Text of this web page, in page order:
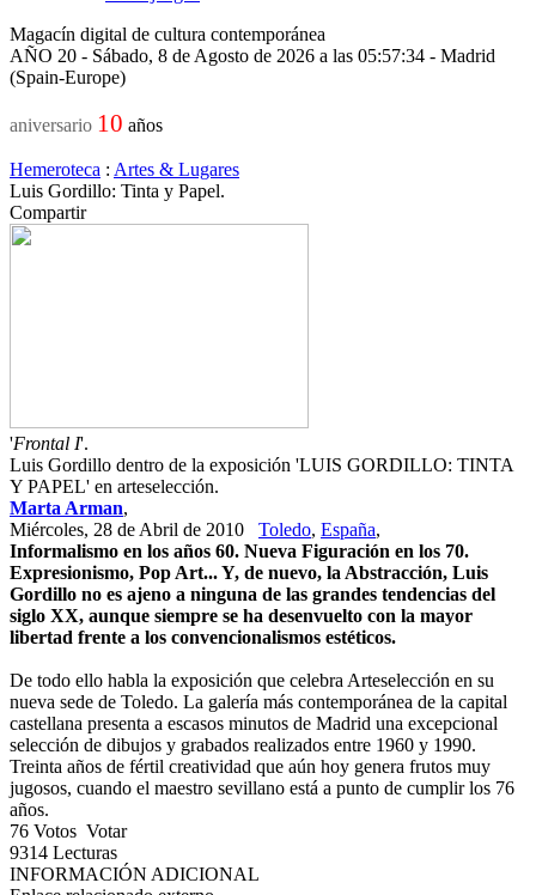
Magacín digital de cultura contemporánea
AÑO 20 - Sábado, 8 de Agosto de 2026 a las 05:57:34 - Madrid
(Spain-Europe)
aniversario 10 años
Hemeroteca : Artes & Lugares
Luis Gordillo: Tinta y Papel.
Compartir
'Frontal I'.
Luis Gordillo dentro de la exposición 'LUIS GORDILLO: TINTA
Y PAPEL' en arteselección.
Marta Arman,
Miércoles, 28 de Abril de 2010 Toledo, España,
Informalismo en los años 60. Nueva Figuración en los 70.
Expresionismo, Pop Art... Y, de nuevo, la Abstracción, Luis
Gordillo no es ajeno a ninguna de las grandes tendencias del
siglo XX, aunque siempre se ha desenvuelto con la mayor
libertad frente a los convencionalismos estéticos.
De todo ello habla la exposición que celebra Arteselección en su
nueva sede de Toledo. La galería más contemporánea de la capital
castellana presenta a escasos minutos de Madrid una excepcional
selección de dibujos y grabados realizados entre 1960 y 1990.
Treinta años de fértil creatividad que aún hoy genera frutos muy
jugosos, cuando el maestro sevillano está a punto de cumplir los 76
años.
76 Votos Votar
9314 Lecturas
INFORMACIÓN ADICIONAL